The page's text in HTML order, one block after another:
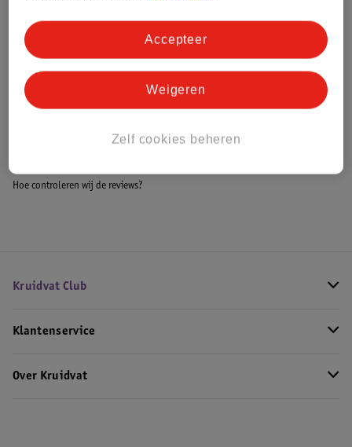
Bestel & Bezorginformatie
Bekijk ook
Treaclemoon Alle Bodybutter
Hoe controleren wij de reviews?
Kruidvat Club
Klantenservice
Over Kruidvat
Zelf cookies beheren
Weigeren
Accepteer